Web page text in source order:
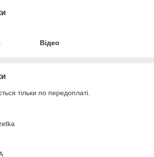
Відео
тільки по передоплаті.